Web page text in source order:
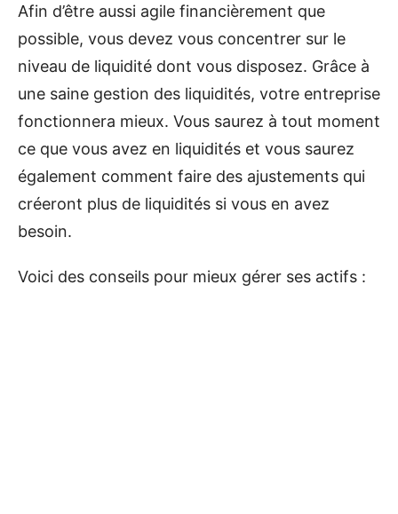
Afin d’être aussi agile financièrement que
possible, vous devez vous concentrer sur le
niveau de liquidité dont vous disposez. Grâce à
une saine gestion des liquidités, votre entreprise
fonctionnera mieux. Vous saurez à tout moment
ce que vous avez en liquidités et vous saurez
également comment faire des ajustements qui
créeront plus de liquidités si vous en avez
besoin.
Voici des conseils pour mieux gérer ses actifs :